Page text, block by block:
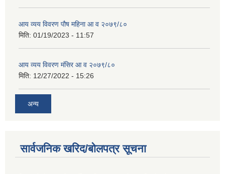
आय व्यय विवरण पौष महिना आ व २०७९/८०
मिति: 01/19/2023 - 11:57
आय व्यय विवरण मंसिर आ व २०७९/८०
मिति: 12/27/2022 - 15:26
अन्य
सार्वजनिक खरिद/बोलपत्र सूचना